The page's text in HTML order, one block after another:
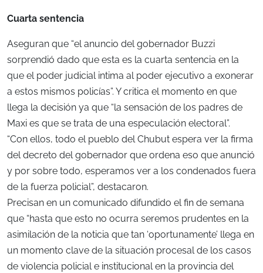
Cuarta sentencia
Aseguran que “el anuncio del gobernador Buzzi
sorprendió dado que esta es la cuarta sentencia en la
que el poder judicial intima al poder ejecutivo a exonerar
a estos mismos policías”. Y critica el momento en que
llega la decisión ya que “la sensación de los padres de
Maxi es que se trata de una especulación electoral”.
“Con ellos, todo el pueblo del Chubut espera ver la firma
del decreto del gobernador que ordena eso que anunció
y por sobre todo, esperamos ver a los condenados fuera
de la fuerza policial”, destacaron.
Precisan en un comunicado difundido el fin de semana
que “hasta que esto no ocurra seremos prudentes en la
asimilación de la noticia que tan ‘oportunamente’ llega en
un momento clave de la situación procesal de los casos
de violencia policial e institucional en la provincia del